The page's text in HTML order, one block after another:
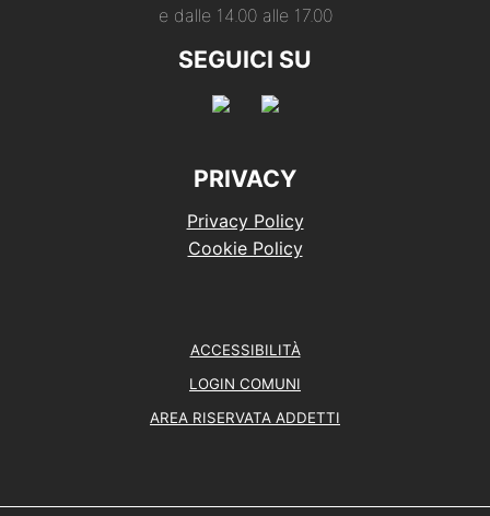
e dalle 14.00 alle 17.00
SEGUICI SU
PRIVACY
Privacy Policy
Cookie Policy
ACCESSIBILITÀ
LOGIN COMUNI
AREA RISERVATA ADDETTI